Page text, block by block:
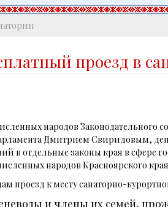
проезд в
народов Законодательного
Дмитрием Свиридовым,
в отдельные законы края в сфере
народов Красноярского
проезд к месту санаторно-
и члены их семей,